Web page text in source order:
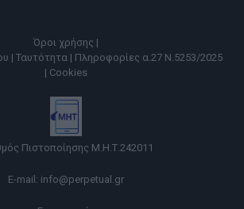
Όροι χρήσης |
| Ταυτότητα | Πληροφορίες α.27 Ν.5253/2025
| Cookies
Πιστοποίησης Μ.Η.Τ.242011
E-mail: info@perpetual.gr